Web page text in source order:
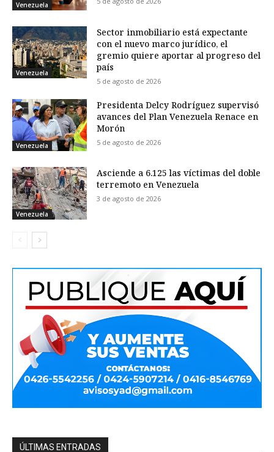
Venezuela
Venezuela
Sector inmobiliario está expectante
con el nuevo marco jurídico, el
gremio quiere aportar al progreso del
país
5 de agosto de 2026
Venezuela
Presidenta Delcy Rodríguez supervisó
avances del Plan Venezuela Renace en
Morón
5 de agosto de 2026
Venezuela
Asciende a 6.125 las víctimas del doble
terremoto en Venezuela
3 de agosto de 2026
ÚLTIMAS ENTRADAS